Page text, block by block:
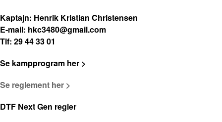
Kaptajn: Henrik Kristian Christensen
E-mail: hkc3480@gmail.com
Tlf: 29 44 33 01
Se kampprogram her >
Se reglement her >
DTF Next Gen regler